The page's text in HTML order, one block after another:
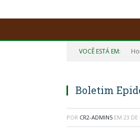
VOCÊ ESTÁ EM:
Boletim
POR CR2-ADMIN5 EM 23 DE